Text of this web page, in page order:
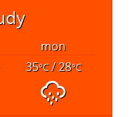
mon
35°C/ 28°C